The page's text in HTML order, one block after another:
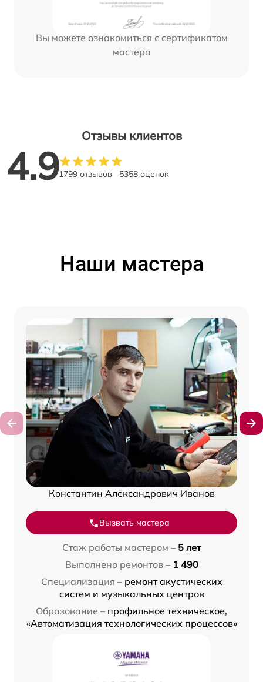
Вы можете ознакомиться с сертификатом
мастера
Отзывы клиентов
4.91799 отзывов 5358 оценок
Наши мастера
Константин Александрович Иванов
Вызвать мастера
Стаж работы мастером – 5 лет
Выполнено ремонтов – 1 490
Специализация – ремонт акустических
систем и музыкальных центров
Образование – профильное техническое,
«Автоматизация технологических процессов»